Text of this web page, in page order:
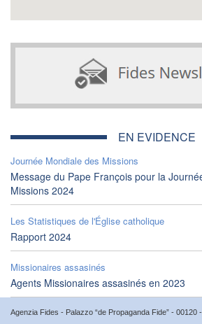
EN EVIDENCE
Journée Mondiale des Missions
Message du Pape François pour la
Missions 2024
Les Statistiques de l'Église catholique
Rapport 2024
Missionaires assasinés
Agents Missionaires assasinés en 2023
Agenzia Fides - Palazzo “de Propaganda Fide” - 00120